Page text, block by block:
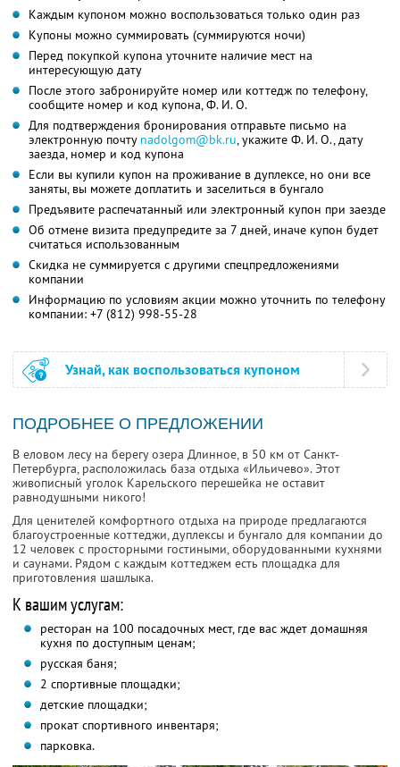
Каждым купоном можно воспользоваться только один раз
Купоны можно суммировать (суммируются ночи)
Перед покупкой купона уточните наличие мест на
интересующую дату
После этого забронируйте номер или коттедж по телефону,
сообщите номер и код купона,Ф. И. О.
Для подтверждения бронирования отправьте письмо на
электронную почту nadolgom@bk.ru,укажите Ф. И. О.,дату
заезда, номер и код купона
Если вы купили купон на проживание в дуплексе, но они все
заняты, вы можете доплатить и заселиться в бунгало
Предъявите распечатанный или электронный купон при заезде
Об отмене визита предупредите за 7 дней, иначе купон будет
считаться использованным
Скидка не суммируется с другими спецпредложениями
компании
Информацию по условиям акции можно уточнить по телефону
компании: +7 (812) 998-55-28
Узнай, как воспользоваться купоном
ПОДРОБНЕЕ О ПРЕДЛОЖЕНИИ
В еловом лесу на берегу озера Длинное, в 50 км от Санкт-
Петербурга, расположилась база отдыха «Ильичево». Этот
живописный уголок Карельского перешейка не оставит
равнодушными никого!
Для ценителей комфортного отдыха на природе предлагаются
благоустроенные коттеджи, дуплексы и бунгало для компании до
12 человек с просторными гостиными, оборудованными кухнями
и саунами. Рядом с каждым коттеджем есть площадка для
приготовления шашлыка.
К вашим услугам:
ресторан на 100 посадочных мест, где вас ждет домашняя
кухня по доступным ценам;
русская баня;
2 спортивные площадки;
детские площадки;
прокат спортивного инвентаря;
парковка.